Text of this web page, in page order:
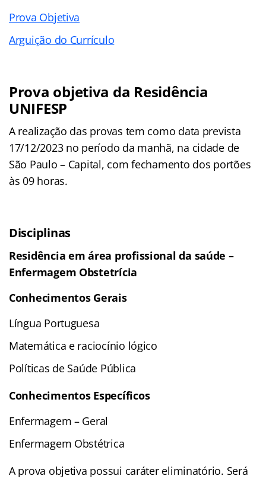
Prova Objetiva
Arguição do Currículo
Prova objetiva da Residência
UNIFESP
A realização das provas tem como data prevista
17/12/2023 no período da manhã, na cidade de
São Paulo – Capital, com fechamento dos portões
às 09 horas.
Disciplinas
Residência em área profissional da saúde –
Enfermagem Obstetrícia
Conhecimentos Gerais
Língua Portuguesa
Matemática e raciocínio lógico
Políticas de Saúde Pública
Conhecimentos Específicos
Enfermagem – Geral
Enfermagem Obstétrica
A prova objetiva possui caráter eliminatório. Será